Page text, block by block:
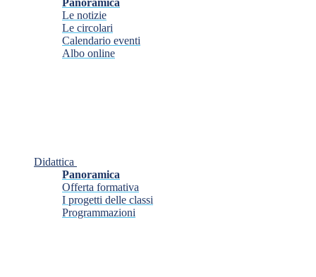
Panoramica
Le notizie
Le circolari
Calendario eventi
Albo online
Didattica
Panoramica
Offerta formativa
I progetti delle classi
Programmazioni